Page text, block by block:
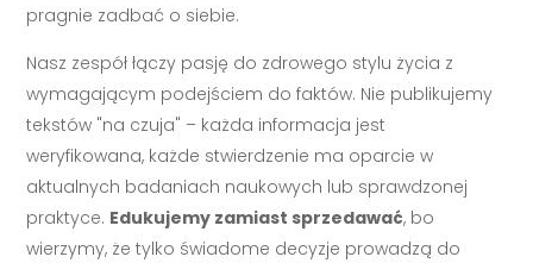
pragnie zadbać o siebie.
Nasz zespół łączy pasję do zdrowego stylu życia z
wymagającym podejściem do faktów. Nie publikujemy
tekstów "na czuja" – każda informacja jest
weryfikowana, każde stwierdzenie ma oparcie w
aktualnych badaniach naukowych lub sprawdzonej
praktyce. Edukujemy zamiast sprzedawać, bo
wierzymy, że tylko świadome decyzje prowadzą do